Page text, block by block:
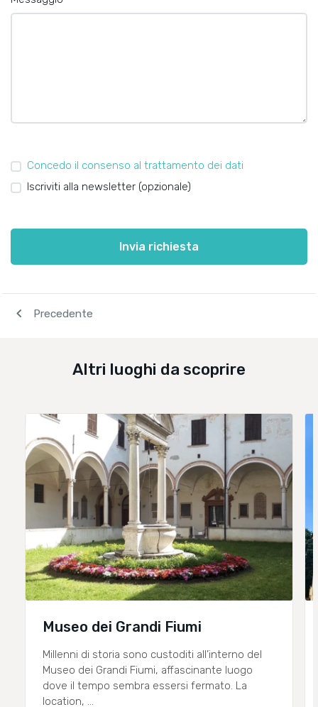
Concedo il consenso al trattamento dei dati
Iscriviti alla newsletter (opzionale)
Invia richiesta
navigate_before Precedente
Altri luoghi da scoprire
Museo dei Grandi Fiumi
Millenni di storia sono custoditi all’interno del
Museo dei Grandi Fiumi, affascinante luogo
dove il tempo sembra essersi fermato. La
location, ...